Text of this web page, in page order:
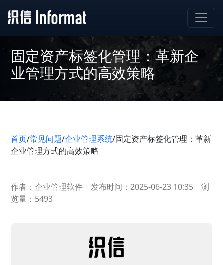
固定资产标签化管理：革新企
业管理方式的高效策略
首页/常见问题/企业管理系统/固定资产标签化管理：革新
企业管理方式的高效策略
作者：企业管理软件 发布时间：2025-06-23 10:35
浏
览量：5493